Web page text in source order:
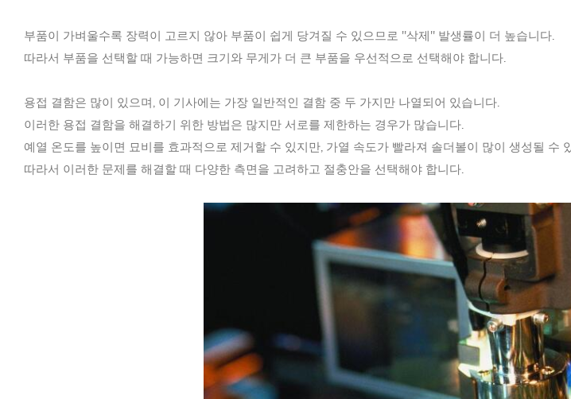
부품이 가벼울수록 장력이 고르지 않아 부품이 쉽게 당겨질 수 있으므로 "삭제" 발생률이 더 높습니다.
따라서 부품을 선택할 때 가능하면 크기와 무게가 더 큰 부품을 우선적으로 선택해야 합니다.
용접 결함은 많이 있으며, 이 기사에는 가장 일반적인 결함 중 두 가지만 나열되어 있습니다.
이러한 용접 결함을 해결하기 위한 방법은 많지만 서로를 제한하는 경우가 많습니다.
예열 온도를 높이면 묘비를 효과적으로 제거할 수 있지만, 가열 속도가 빨라져 솔더볼이 많이 생성될 수
따라서 이러한 문제를 해결할 때 다양한 측면을 고려하고 절충안을 선택해야 합니다.